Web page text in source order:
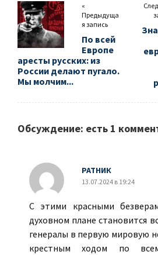
«
Предыдуща
я запись
По всей
Европе
аресты русских: из
России делают пугало.
Мы молчим...
Обсуждение: есть 1
РАТНИК
13.07.2024 в 19:24
С этими красными
духовном плане становится
генералы в первую мировую
крестным ходом по